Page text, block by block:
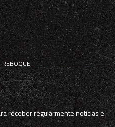
REBOQUE
receber regularmente notícias e